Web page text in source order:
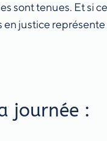
sont tenues. Et si
justice représente
journée :